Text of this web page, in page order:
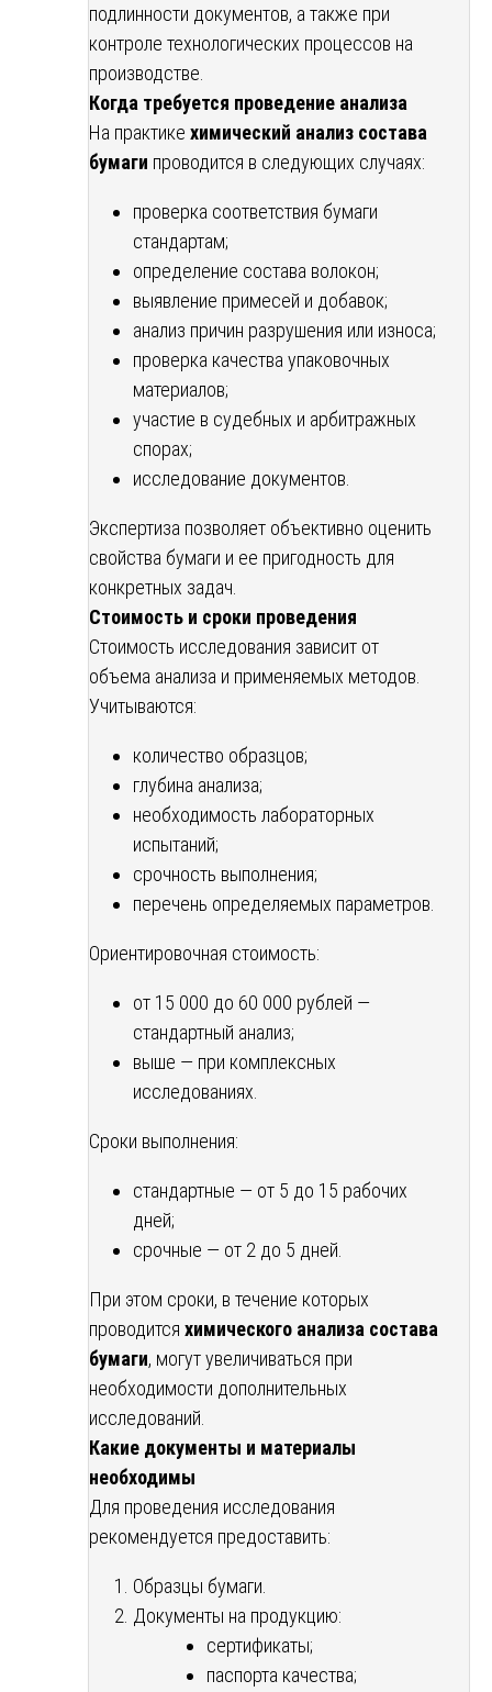
подлинности документов, а также при
контроле технологических процессов на
производстве.
Когда требуется проведение анализа
На практике химический анализ состава
бумаги проводится в следующих случаях:
проверка соответствия бумаги
стандартам;
определение состава волокон;
выявление примесей и добавок;
анализ причин разрушения или износа;
проверка качества упаковочных
материалов;
участие в судебных и арбитражных
спорах;
исследование документов.
Экспертиза позволяет объективно оценить
свойства бумаги и ее пригодность для
конкретных задач.
Стоимость и сроки проведения
Стоимость исследования зависит от
объема анализа и применяемых методов.
Учитываются:
количество образцов;
глубина анализа;
необходимость лабораторных
испытаний;
срочность выполнения;
перечень определяемых параметров.
Ориентировочная стоимость:
от 15 000 до 60 000 рублей —
стандартный анализ;
выше — при комплексных
исследованиях.
Сроки выполнения:
стандартные — от 5 до 15 рабочих
дней;
срочные — от 2 до 5 дней.
При этом сроки, в течение которых
проводится химического анализа состава
бумаги, могут увеличиваться при
необходимости дополнительных
исследований.
Какие документы и материалы
необходимы
Для проведения исследования
рекомендуется предоставить:
Образцы бумаги.
Документы на продукцию:
сертификаты;
паспорта качества;